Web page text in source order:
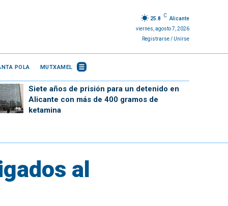
25.8
C
Alicante
viernes, agosto 7, 2026
Registrarse / Unirse
POLA MUTXAMEL
Siete años de prisión para un detenido en
Alicante con más de 400 gramos de
ketamina
al